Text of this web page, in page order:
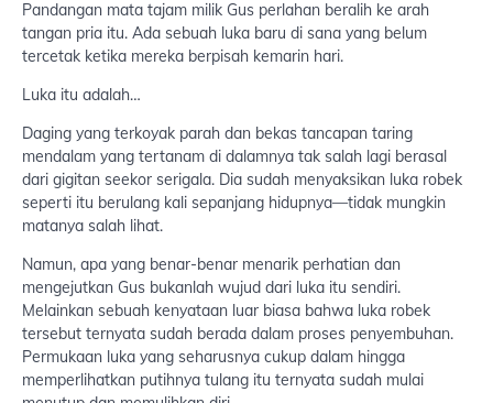
Pandangan mata tajam milik Gus perlahan beralih ke arah
tangan pria itu. Ada sebuah luka baru di sana yang belum
tercetak ketika mereka berpisah kemarin hari.
Luka itu adalah…
Daging yang terkoyak parah dan bekas tancapan taring
mendalam yang tertanam di dalamnya tak salah lagi berasal
dari gigitan seekor serigala. Dia sudah menyaksikan luka robek
seperti itu berulang kali sepanjang hidupnya—tidak mungkin
matanya salah lihat.
Namun, apa yang benar-benar menarik perhatian dan
mengejutkan Gus bukanlah wujud dari luka itu sendiri.
Melainkan sebuah kenyataan luar biasa bahwa luka robek
tersebut ternyata sudah berada dalam proses penyembuhan.
Permukaan luka yang seharusnya cukup dalam hingga
memperlihatkan putihnya tulang itu ternyata sudah mulai